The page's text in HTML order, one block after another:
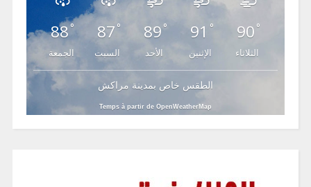
88°
الجمعة
87 °
السبت
89°
الأحد
91 °
الإثنين
90 °
الثلاثاء
الطقس خاص بمدينة مراكش
Temps à partir de OpenWeatherMap